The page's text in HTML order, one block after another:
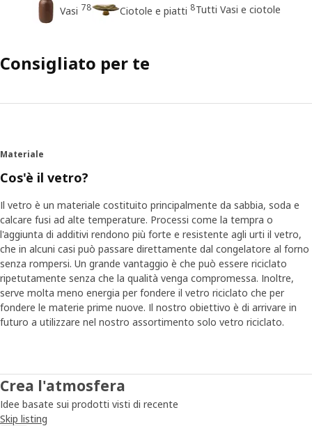
Vasi 78 Ciotole e piatti 8Tutti Vasi e ciotole
Consigliato per te
Materiale
Cos'è il vetro?
Il vetro è un materiale costituito principalmente da sabbia, soda e
calcare fusi ad alte temperature. Processi come la tempra o
l'aggiunta di additivi rendono più forte e resistente agli urti il vetro,
che in alcuni casi può passare direttamente dal congelatore al forno
senza rompersi. Un grande vantaggio è che può essere riciclato
ripetutamente senza che la qualità venga compromessa. Inoltre,
serve molta meno energia per fondere il vetro riciclato che per
fondere le materie prime nuove. Il nostro obiettivo è di arrivare in
futuro a utilizzare nel nostro assortimento solo vetro riciclato.
Crea l'atmosfera
Idee basate sui prodotti visti di recente
Skip listing